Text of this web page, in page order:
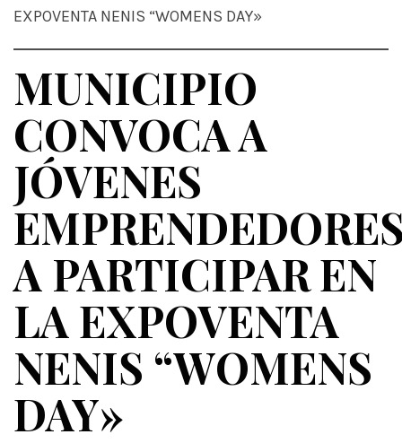
EXPOVENTA NENIS “WOMENS DAY»
MUNICIPIO
CONVOCA A
JÓVENES
A PARTICIPAR EN
LA EXPOVENTA
NENIS “WOMENS
DAY»